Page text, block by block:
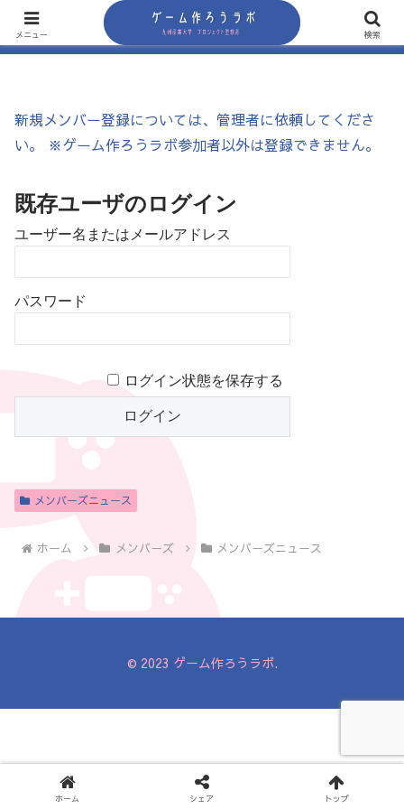
新規メンバー登録については、管理者に依頼してくださ
い。 ※ゲーム作ろうラボ参加者以外は登録できません。
既存ユーザのログイン
ユーザー名またはメールアドレス
パスワード
ログイン状態を保存する
メンバーズニュース
ホーム メンバーズ メンバーズニュース
© 2023 ゲーム作ろうラボ.
メニュー 検索
ホーム シェア トップ